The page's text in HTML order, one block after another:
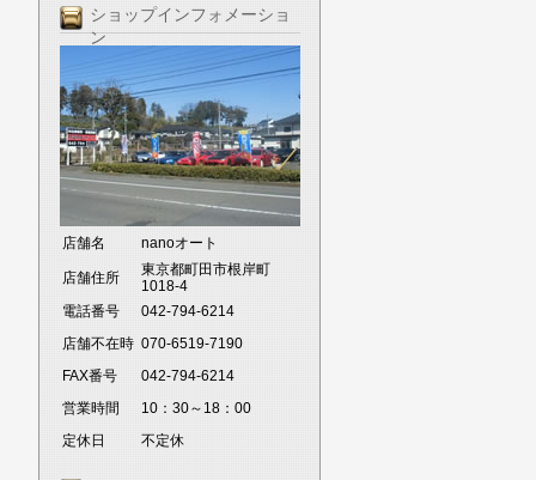
ショップインフォメーショ
ン
店舗名 nanoオート
店舗住所
東京都町田市根岸町
1018-4
電話番号
042-794-6214
店舗不在時 070-6519-7190
FAX番号
042-794-6214
営業時間
10：30～18：00
定休日
不定休